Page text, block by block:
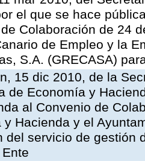
el que se hace
Colaboración de 24
de Empleo y la
S.A. (GRECASA)
15 dic 2010, de la
de Economía y
al Convenio de
y Hacienda y el
del servicio de gestión